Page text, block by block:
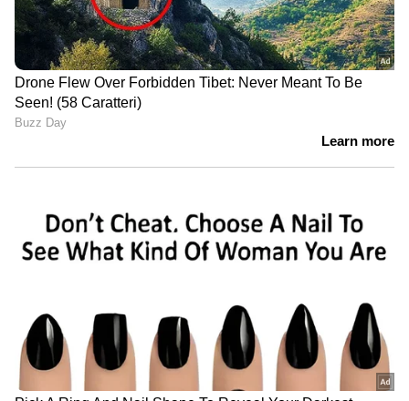
മാറുന്നു.വ്യവസായിക രംഗത്ത് വലിയ മാറ്റം.
കൂടുതൽ വ്യവസായങ്ങളെ
പ്രോത്സാഹിപ്പിക്കുന്നു. പരിസ്ഥിതിക്ക് ദോഷം
ഇല്ലാത്ത എല്ലാ വ്യവസായങ്ങളേയും
പ്രോത്സാഹിപ്പിക്കുകയാണെന്നും പിണറായി